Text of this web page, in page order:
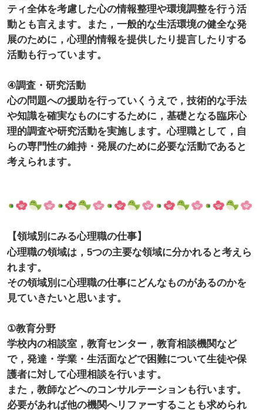
ティ全体を考慮した心の情報整理や環境調整を行う活
動とも言えます。また，一般的な生活環境の健全な発
展のために，心理的情報を提供したり提言したりする
活動も行っています。
④調査・研究活動
心の問題への援助を行っていくうえで，技術的な手法
や知識を確実なものにするために，基礎となる臨床心
理的調査や研究活動を実施します。心理職として，自
らの専門性の維持・発展のために必要な活動であると
考えられます。
【領域別にみる心理職の仕事】
心理職の領域は，5つの主要な領域に分かれると考えら
れます。
その領域別に心理職の仕事にどんなものがあるのかを
見ていきたいと思います。
①教育分野
学校内の相談室，教育センター，教育相談機関など
で，発達・学業・生活面などで困難について生徒や保
護者に対して心理相談を行います。
また，教師などへのコンサルテーションも行います。
必要があれば他の機関へリファーすることも求められ